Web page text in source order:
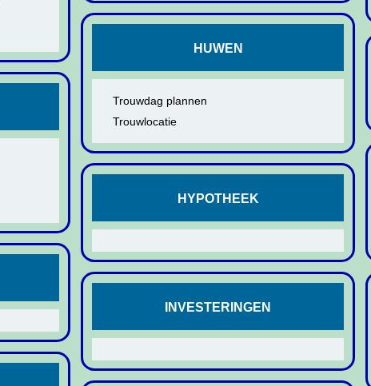
HUWEN
Trouwdag plannen
Trouwlocatie
HYPOTHEEK
INVESTERINGEN